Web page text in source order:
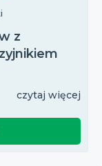
z
czytaj więcej